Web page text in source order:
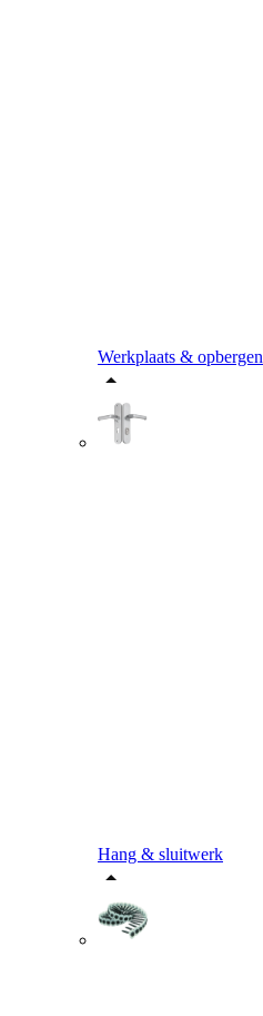
Werkplaats & opbergen
Hang & sluitwerk